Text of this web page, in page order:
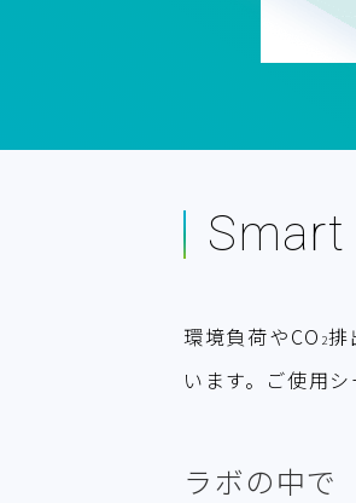
Smart
環境負荷やCO 2排
います。ご使用
ラボの中で